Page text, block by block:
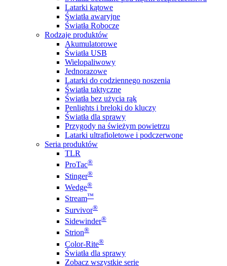
Latarki kątowe
Światła awaryjne
Światła Robocze
Rodzaje produktów
Akumulatorowe
Światła USB
Wielopaliwowy
Jednorazowe
Latarki do codziennego noszenia
Światła taktyczne
Światła bez użycia rąk
Penlights i breloki do kluczy
Światła dla sprawy
Przygody na świeżym powietrzu
Latarki ultrafioletowe i podczerwone
Seria produktów
TLR
ProTac®
Stinger®
Wedge®
Stream™
Survivor®
Sidewinder®
Strion®
Color-Rite®
Światła dla sprawy
Zobacz wszystkie serie